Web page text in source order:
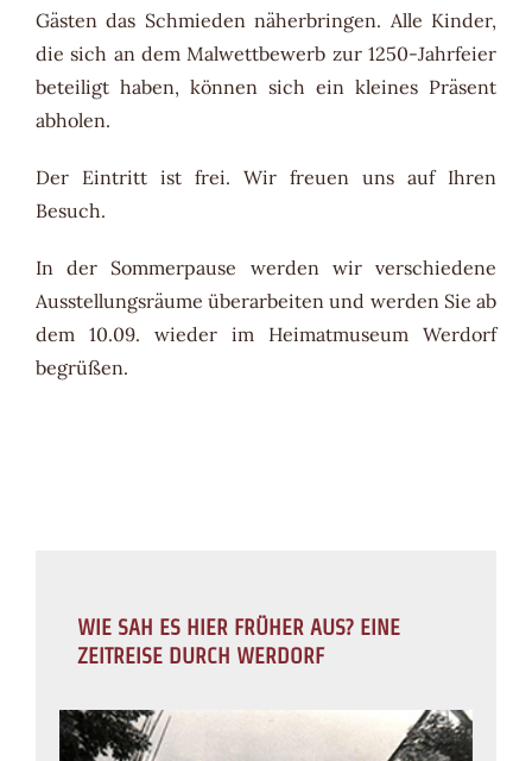
Gästen das Schmieden näherbringen. Alle Kinder,
die sich an dem Malwettbewerb zur 1250-Jahrfeier
beteiligt haben, können sich ein kleines Präsent
abholen.
Der Eintritt ist frei. Wir freuen uns auf Ihren
Besuch.
In der Sommerpause werden wir verschiedene
Ausstellungsräume überarbeiten und werden Sie ab
dem 10.09. wieder im Heimatmuseum Werdorf
begrüßen.
WIE SAH ES HIER FRÜHER AUS? EINE
ZEITREISE DURCH WERDORF